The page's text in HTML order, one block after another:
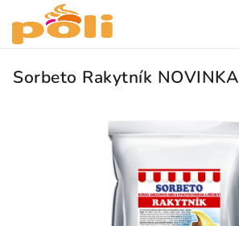
Sorbeto Rakytník NOVINKA